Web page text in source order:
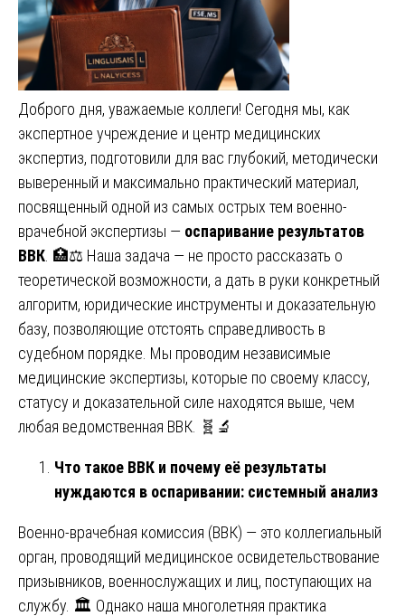
Доброго дня, уважаемые коллеги! Сегодня мы, как
экспертное учреждение и центр медицинских
экспертиз, подготовили для вас глубокий, методически
выверенный и максимально практический материал,
посвященный одной из самых острых тем военно-
врачебной экспертизы — оспаривание результатов
ВВК . 🏥⚖️ Наша задача — не просто рассказать о
теоретической возможности, а дать в руки конкретный
алгоритм, юридические инструменты и доказательную
базу, позволяющие отстоять справедливость в
судебном порядке. Мы проводим независимые
медицинские экспертизы, которые по своему классу,
статусу и доказательной силе находятся выше, чем
любая ведомственная ВВК. 🧬🔬
Что такое ВВК и почему её результаты
нуждаются в оспаривании: системный анализ
Военно-врачебная комиссия (ВВК) — это коллегиальный
орган, проводящий медицинское освидетельствование
призывников, военнослужащих и лиц, поступающих на
службу. 🏛️ Однако наша многолетняя практика